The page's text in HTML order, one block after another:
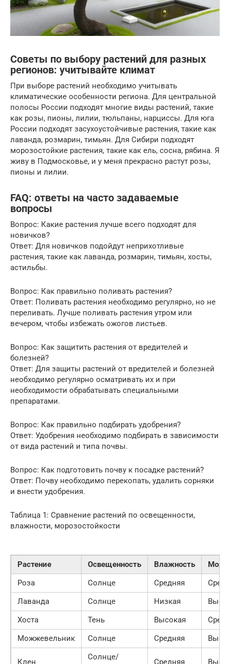
Советы по выбору растений для разных
регионов: учитывайте климат
При выборе растений необходимо учитывать
климатические особенности региона. Для центральной
полосы России подходят многие виды растений, такие
как розы, пионы, лилии, тюльпаны, нарциссы. Для юга
России подходят засухоустойчивые растения, такие как
лаванда, розмарин, тимьян. Для Сибири подходят
морозостойкие растения, такие как ель, сосна, рябина. Я
живу в Подмосковье, и у меня прекрасно растут розы,
пионы и лилии.
FAQ: ответы на часто задаваемые
вопросы
Вопрос: Какие растения лучше всего подходят для
новичков?
Ответ: Для новичков подойдут неприхотливые
растения, такие как лаванда, розмарин, тимьян, хосты,
астильбы.
Вопрос: Как правильно поливать растения?
Ответ: Поливать растения необходимо регулярно, но не
переливать. Лучше поливать растения утром или
вечером, чтобы избежать ожогов листьев.
Вопрос: Как защитить растения от вредителей и
болезней?
Ответ: Для защиты растений от вредителей и болезней
необходимо регулярно осматривать их и при
необходимости обрабатывать специальными
препаратами.
Вопрос: Как правильно подбирать удобрения?
Ответ: Удобрения необходимо подбирать в зависимости
от вида растений и типа почвы.
Вопрос: Как подготовить почву к посадке растений?
Ответ: Почву необходимо перекопать, удалить сорняки
и внести удобрения.
Таблица 1: Сравнение растений по освещенности,
влажности, морозостойкости
Растение Освещенность Влажность
Роза
Солнце Средняя
Лаванда
Солнце Низкая
Хоста
Тень Высокая
Можжевельник
Солнце Средняя
Клен
Солнце/
Средняя